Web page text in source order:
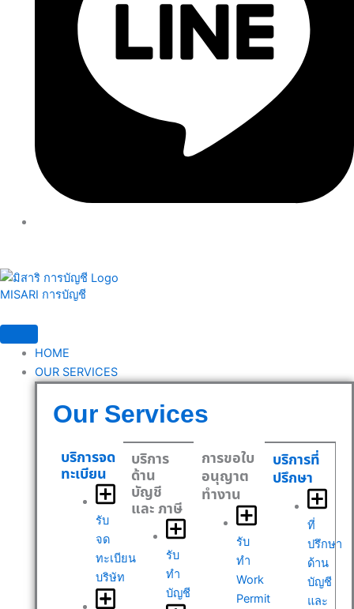
MISARI การบัญชี
HOME
OUR SERVICES
Our Services
บริการจด
ทะเบียน
รับ
จด
ทะเบียน
บริษัท
บริการ
ด้าน
บัญชี
และ ภาษี
รับ
ทำ
บัญชี
การขอใบ
อนุญาต
ทำงาน
รับ
ทำ
Work
Permit
บริการที่
ปรึกษา
ที่
ปรึกษา
ด้าน
บัญชี
และ